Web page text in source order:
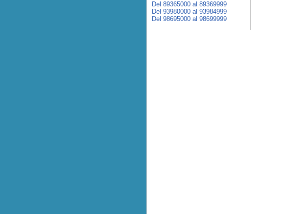
Del 89365000 al 89369999
Del 93980000 al 93984999
Del 98695000 al 98699999